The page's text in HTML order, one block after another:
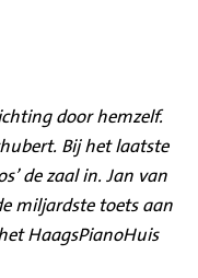
door hemzelf.
Bij het laatste
de zaal in. Jan van
miljardste toets aan
HaagsPianoHuis